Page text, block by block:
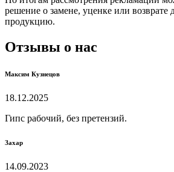
решение о замене, уценке или возврате
продукцию.
Отзывы о нас
Максим Кузнецов
18.12.2025
Гипс рабочий, без претензий.
Захар
14.09.2023